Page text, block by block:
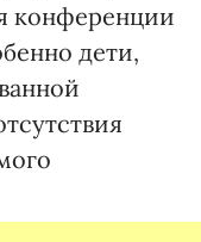
конференции
дети,